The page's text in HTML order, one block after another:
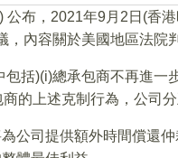
) 公布，2021年9月2日(香
內容關於美國地區法院
括)(i)總承包商不再進一
的上述克制行為，公司
公司提供額外時間償還